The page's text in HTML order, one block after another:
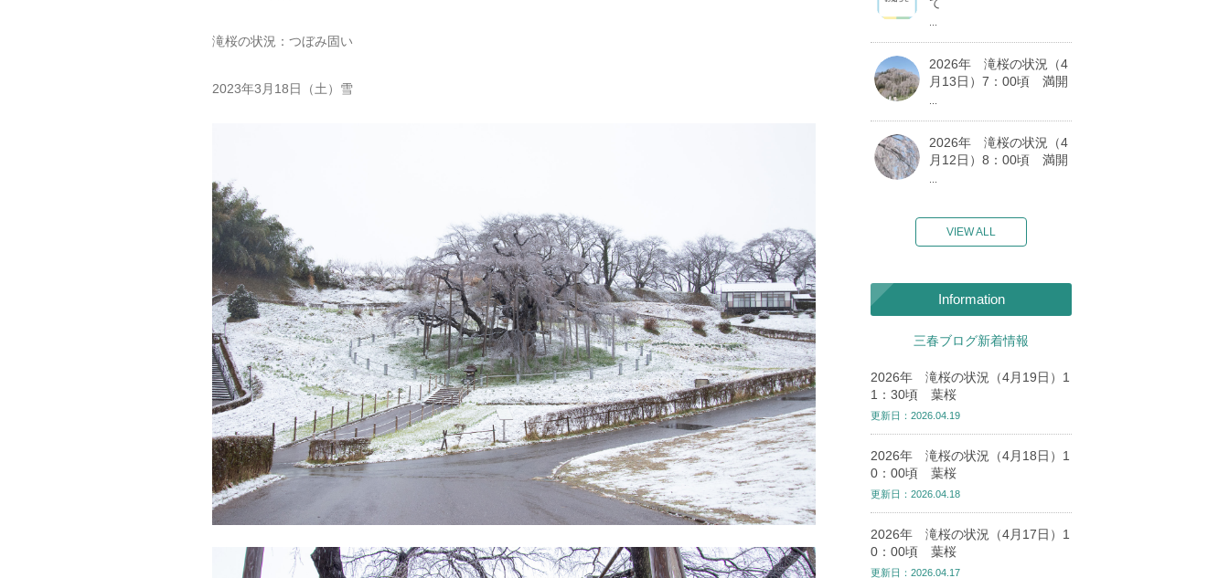
滝桜の状況：つぼみ固い
2023年3月18日（土）雪
2026年 滝桜の状況（4
月13日）7：00頃 満開
2026年 滝桜の状況（4
月12日）8：00頃 満開
VIEW ALL
Information
三春ブログ新着情報
2026年 滝桜の状況（4月19日）1
1：30頃 葉桜
更新日：2026.04.19
2026年 滝桜の状況（4月18日）1
0：00頃 葉桜
更新日：2026.04.18
2026年 滝桜の状況（4月17日）1
0：00頃 葉桜
更新日：2026.04.17